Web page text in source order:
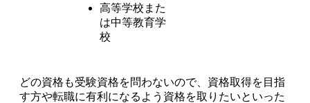
高等学校また
は中等教育学
校
どの資格も受験資格を問わないので、資格取得を目指
す方や転職に有利になるよう資格を取りたいといった